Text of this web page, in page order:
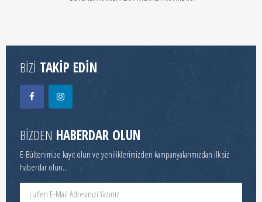
BİZİ TAKİP EDİN
BİZDEN HABERDAR OLUN
E-Bültenimize kayıt olun ve yeniliklerimizden kampanyalarımızdan ilk siz
haberdar olun...